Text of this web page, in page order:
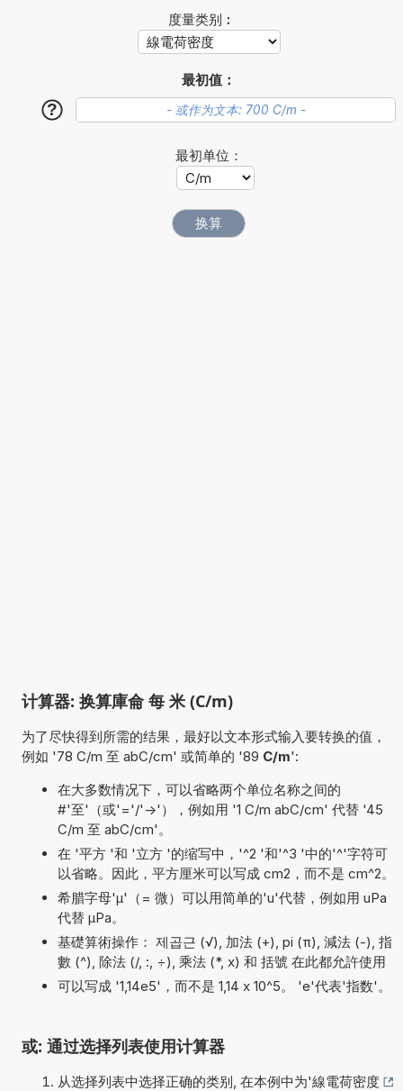
度量类别︰
最初值：
?
最初单位：
计算器: 换算庫侖 每 米 (C/m)
为了尽快得到所需的结果，最好以文本形式输入要转换的值，
例如 '78 C/m 至 abC/cm' 或简单的 '89 C/m':
在大多数情况下，可以省略两个单位名称之间的
#'至'（或'='/'->'），例如用 '1 C/m abC/cm' 代替 '45
C/m 至 abC/cm'。
在 '平方 '和 '立方 '的缩写中，'^2 '和'^3 '中的'^'字符可
以省略。因此，平方厘米可以写成 cm2，而不是 cm^2。
希腊字母'µ'（= 微）可以用简单的'u'代替，例如用 uPa
代替 µPa。
基礎算術操作： 제곱근 (√), 加法 (+), pi (π), 減法 (-), 指
數 (^), 除法 (/, :, ÷), 乘法 (*, x) 和 括號 在此都允許使用
可以写成 '1,14e5'，而不是 1,14 x 10^5。 'e'代表'指数'。
或: 通过选择列表使用计算器
从选择列表中选择正确的类别, 在本例中为'線電荷密度